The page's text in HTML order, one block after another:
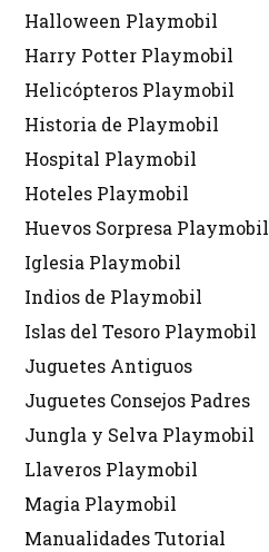
Halloween Playmobil
Harry Potter Playmobil
Helicópteros Playmobil
Historia de Playmobil
Hospital Playmobil
Hoteles Playmobil
Huevos Sorpresa Playmobil
Iglesia Playmobil
Indios de Playmobil
Islas del Tesoro Playmobil
Juguetes Antiguos
Juguetes Consejos Padres
Jungla y Selva Playmobil
Llaveros Playmobil
Magia Playmobil
Manualidades Tutorial